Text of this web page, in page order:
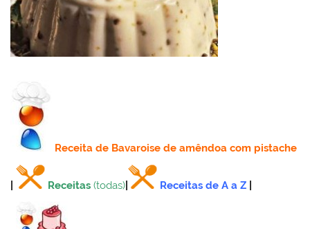
Receitade Bavaroise de amêndoa com pistache
Receitas (todas) Receitas de A a Z